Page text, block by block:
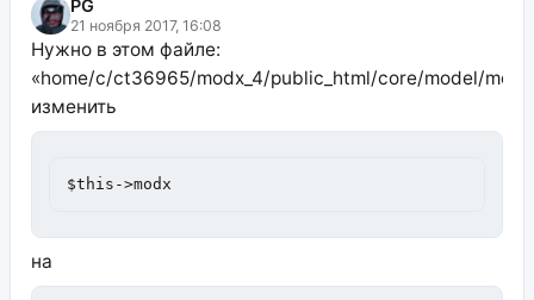
PG
21 ноября 2017, 16:08
Нужно в этом файле:
«home/c/ct36965/modx_4/public_html/core/model/
изменить
$this->modx
на